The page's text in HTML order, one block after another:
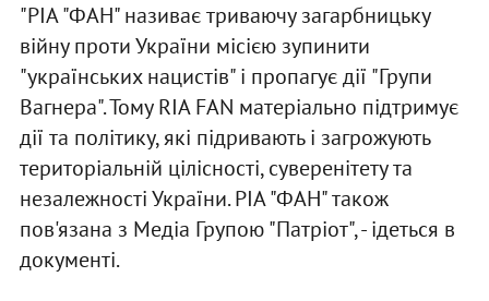
"РІА "ФАН" називає триваючу загарбницьку
війну проти України місією зупинити
"українських нацистів" і пропагує дії "Групи
Вагнера". Тому RIA FAN матеріально підтримує
дії та політику, які підривають і загрожують
територіальній цілісності, суверенітету та
незалежності України. РІА "ФАН" також
пов'язана з Медіа Групою "Патріот", - ідеться в
документі.